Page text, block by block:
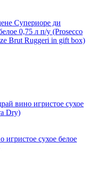
Супериоре ди
0,75 л п/у (Prosecco
Brut Ruggeri in gift box)
игристое сухое белое